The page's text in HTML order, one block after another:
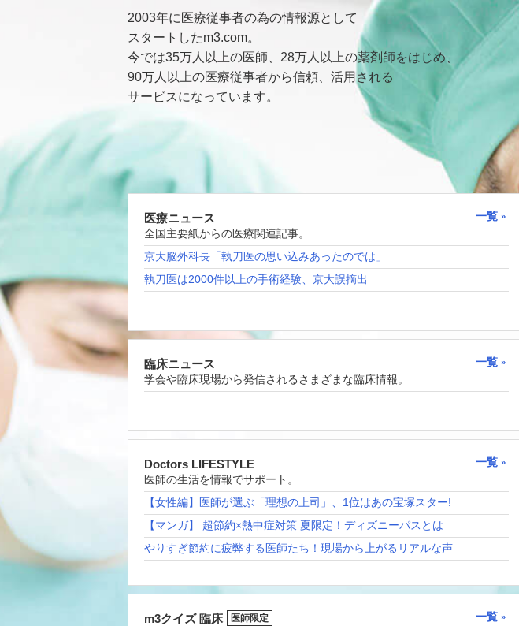
2003年に医療従事者の為の情報源として
スタートしたm3.com。
今では35万人以上の医師、28万人以上の薬剤師をはじめ、
90万人以上の医療従事者から信頼、活用される
サービスになっています。
医療ニュース
一覧
全国主要紙からの医療関連記事。
京大脳外科長「執刀医の思い込みあったのでは」
執刀医は2000件以上の手術経験、京大誤摘出
臨床ニュース
一覧
学会や臨床現場から発信されるさまざまな臨床情報。
Doctors LIFESTYLE
一覧
医師の生活を情報でサポート。
【女性編】医師が選ぶ「理想の上司」、1位はあの宝塚スター!
【マンガ】 超節約×熱中症対策 夏限定！ディズニーパスとは
やりすぎ節約に疲弊する医師たち！現場から上がるリアルな声
m3クイズ 臨床 医師限定
一覧